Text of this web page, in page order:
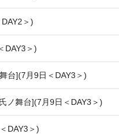
＞)
DAY3＞)
台](7月9日＜DAY3＞)
ノ舞台](7月9日＜DAY3＞)
DAY3＞)